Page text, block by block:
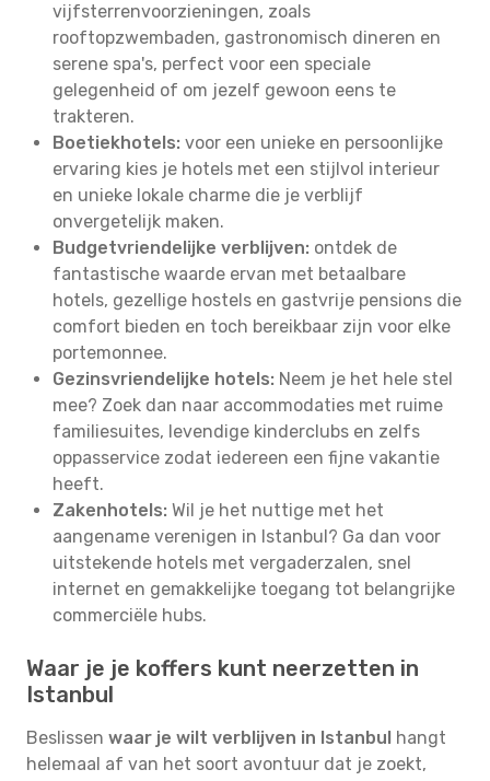
vijfsterrenvoorzieningen, zoals
rooftopzwembaden, gastronomisch dineren en
serene spa's, perfect voor een speciale
gelegenheid of om jezelf gewoon eens te
trakteren.
Boetiekhotels: voor een unieke en persoonlijke
ervaring kies je hotels met een stijlvol interieur
en unieke lokale charme die je verblijf
onvergetelijk maken.
Budgetvriendelijke verblijven: ontdek de
fantastische waarde ervan met betaalbare
hotels, gezellige hostels en gastvrije pensions die
comfort bieden en toch bereikbaar zijn voor elke
portemonnee.
Gezinsvriendelijke hotels: Neem je het hele stel
mee? Zoek dan naar accommodaties met ruime
familiesuites, levendige kinderclubs en zelfs
oppasservice zodat iedereen een fijne vakantie
heeft.
Zakenhotels: Wil je het nuttige met het
aangename verenigen in Istanbul? Ga dan voor
uitstekende hotels met vergaderzalen, snel
internet en gemakkelijke toegang tot belangrijke
commerciële hubs.
Waar je je koffers kunt neerzetten in
Istanbul
Beslissen waar je wilt verblijven in Istanbul hangt
helemaal af van het soort avontuur dat je zoekt,